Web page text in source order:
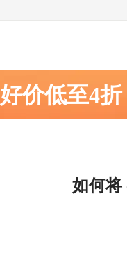
好价低至4折
如何将